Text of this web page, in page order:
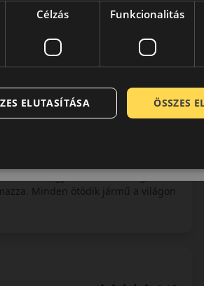
Shojiro Ishibashi nevéből
is sokkal jobb hangzású
ideig motorkerékpárok
presztízse és a cég árbevétele is
Jelen pillanatban a világ
kontinensen, minden árkategóriában
prémium kategóriába tartoznak. A
2008 áprilisában adták át
és teher abroncsokat állítanak
együtt 126 ezer dolgozót
Minden ötödik jármű a világon
Célzás Funkcionalitás
ÖSSZES
ELUTASÍTÁSA